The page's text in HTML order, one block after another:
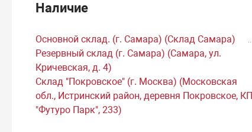
Наличие
Основной склад. (г. Самара) (Склад Самара)
Резервный склад (г. Самара) (Самара, ул.
Кричевская, д. 4)
Склад "Покровское" (г. Москва) (Московская
обл., Истринский район, деревня Покровское, КП
"Футуро Парк", 233)